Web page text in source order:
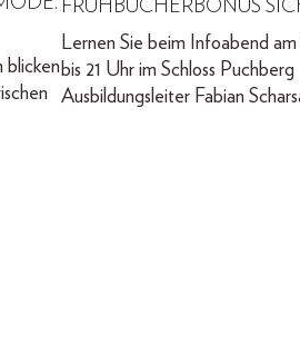
blicken
FRÜHBUCHERBONUS
Lernen Sie beim Infoabend am
bis 21 Uhr im Schloss Puchberg
Ausbildungsleiter Fabian